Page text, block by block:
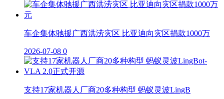
车企集体驰援广西洪涝灾区 比亚迪向灾区捐款1000万
2026-07-08 0
支持17家机器人厂商20多种构型 蚂蚁灵波LingB